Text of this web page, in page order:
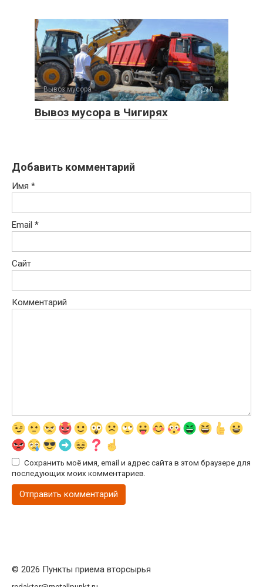
Вывоз мусора 0
Вывоз мусора в Чигирях
Добавить комментарий
Имя *
Email *
Сайт
Комментарий
Сохранить моё имя, email и адрес сайта в этом браузере для
последующих моих комментариев.
© 2026 Пункты приема вторсырья